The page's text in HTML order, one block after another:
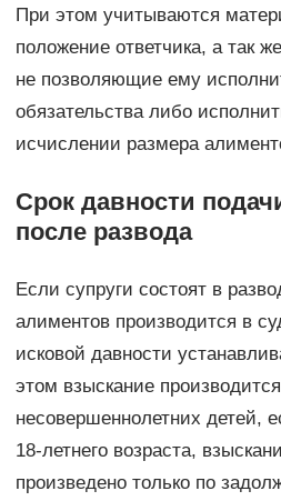
При этом учитываются
положение ответчика, а так
не позволяющие ему
обязательства либо
исчислении размера
Срок давности
после развода
Если супруги состоят в
алиментов производится в
исковой давности
этом взыскание
несовершеннолетних детей,
18-летнего возраста,
произведено только по